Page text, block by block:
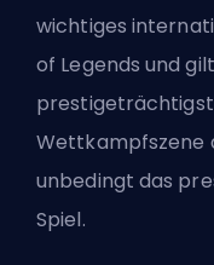
wichtiges
of Legends und
Wettkampfszene
unbedingt das
Spiel.